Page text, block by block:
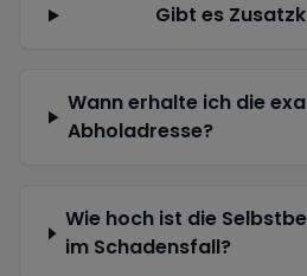
Gibt es
Wann erhalte ich die
Abholadresse?
Wie hoch ist die
im Schadensfall?